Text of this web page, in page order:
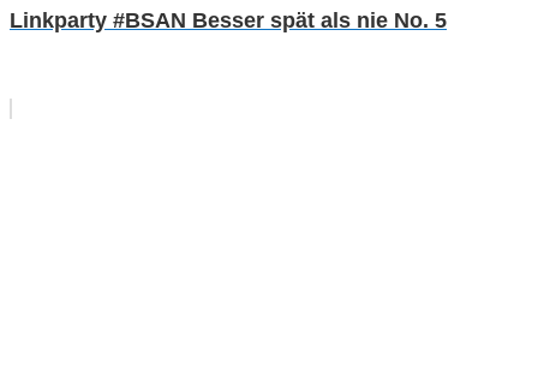
Linkparty #BSAN Besser spät als nie No. 5